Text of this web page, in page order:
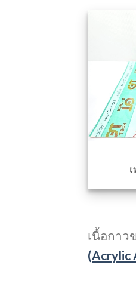
เนื้อกาว
(Acrylic